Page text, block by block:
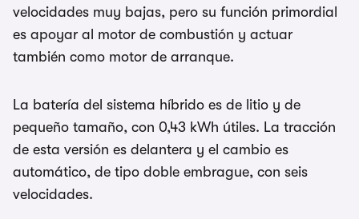
velocidades muy bajas, pero su función primordial
es apoyar al motor de combustión y actuar
también como motor de arranque.
La batería del sistema híbrido es de litio y de
pequeño tamaño, con 0,43 kWh útiles. La tracción
de esta versión es delantera y el cambio es
automático, de tipo doble embrague, con seis
velocidades.